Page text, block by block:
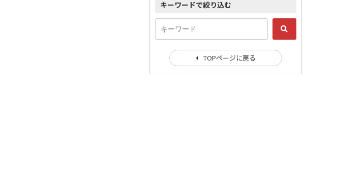
キーワードで絞り込む
TOPページに戻る